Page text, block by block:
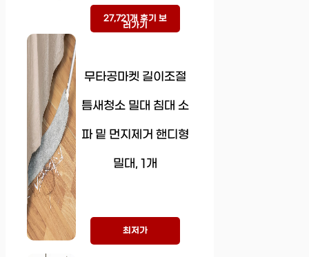
27,721개 후기 보
러가기
무타공마켓 길이조절
틈새청소 밀대 침대 소
파 밑 먼지제거 핸디형
밀대, 1개
최저가